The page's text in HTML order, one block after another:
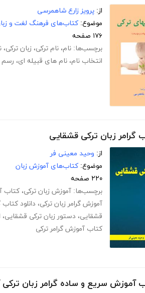
از: پرویز زارع شاهمرسی
موضوع: کتاب‌های فرهنگ لغت و
۱۷۶ صفحه
برچسب‌ها: نام، نام ترکی، زبان ترکی،
انتخاب نام، نام های قبیله ای، رسم
گرامر زبان ترکی قشقایی
از: وحید معینی فر
موضوع: کتاب‌های آموزش زبان
۲۲۰ صفحه
برچسب‌ها: آموزش زبان ترکی، کتاب
آموزش گرامر زبان ترکی، دانلود کتاب
قشقایی، دستور زبان ترکی قشقایی،
کتاب آموزش گرامر ترکی
آموزش سریع و ساده گرامر زبان ترکی